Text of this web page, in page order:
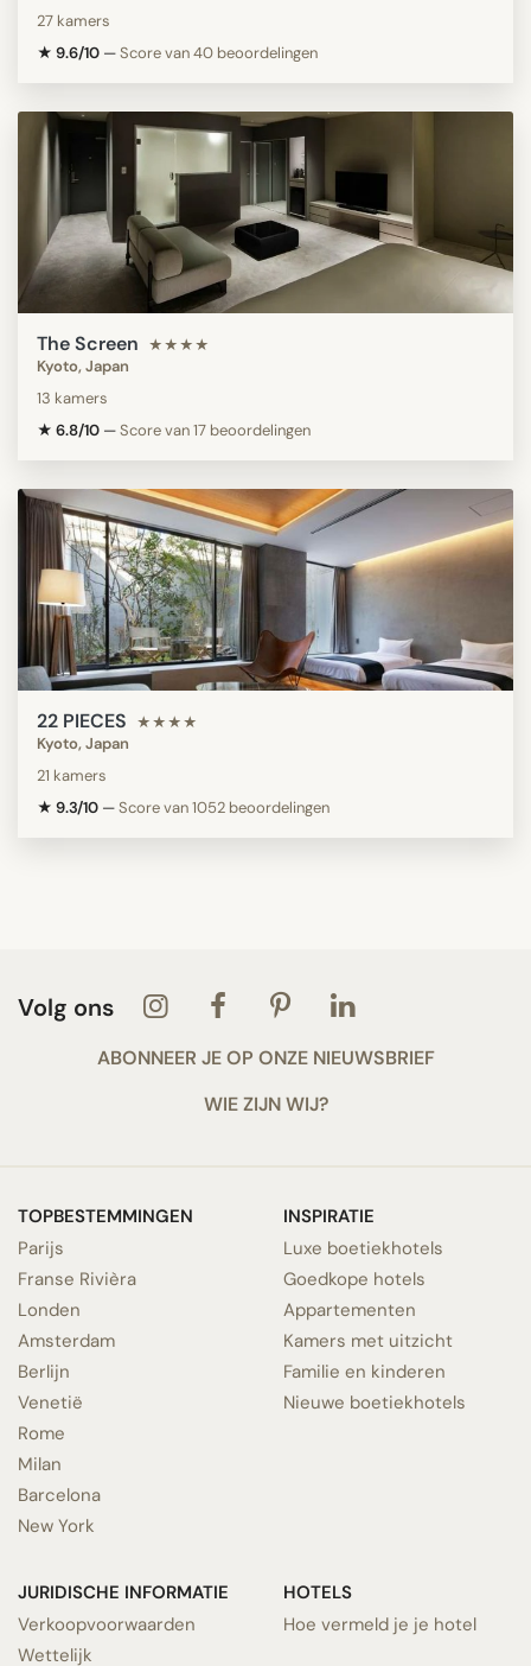
27 kamers
★ 9.6/10 —Score van 40 beoordelingen
The Screen ★★★★
Kyoto, Japan
13 kamers
★ 6.8/10 —Score van 17 beoordelingen
22 PIECES ★★★★
Kyoto, Japan
21 kamers
★ 9.3/10 —Score van 1052 beoordelingen
Volg ons
ABONNEER JE OP ONZE NIEUWSBRIEF
WIE ZIJN WIJ?
TOPBESTEMMINGEN
Parijs
Franse Rivièra
Londen
Amsterdam
Berlijn
Venetië
Rome
Milan
Barcelona
New York
INSPIRATIE
Luxe boetiekhotels
Goedkope hotels
Appartementen
Kamers met uitzicht
Familie en kinderen
Nieuwe boetiekhotels
JURIDISCHE INFORMATIE
Verkoopvoorwaarden
Wettelijk
HOTELS
Hoe vermeld je je hotel